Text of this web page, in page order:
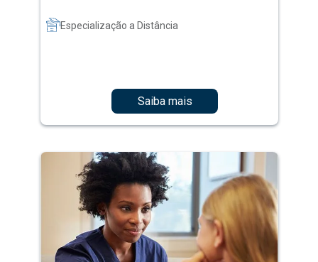
Especialização a Distância
Saiba mais